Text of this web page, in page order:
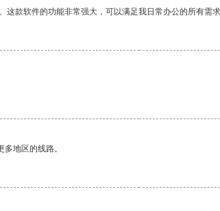
款软件的功能非常强大，可以满足我日常办公的所有需
地区的线路。